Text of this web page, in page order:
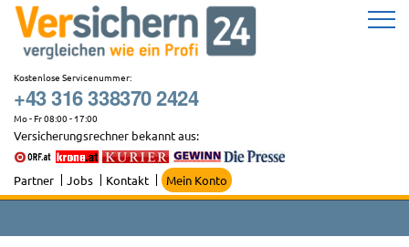
Zum
Inhalt
springen
Kostenlose Servicenummer:
+43 316 338370 2424
Mo - Fr 08:00 - 17:00
Versicherungsrechner bekannt aus:
Partner Jobs Kontakt Mein Konto